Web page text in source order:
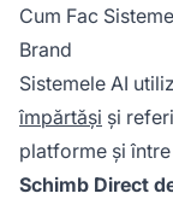
Cum Fac
Brand
Sistemele AI
împărtăși și
platforme și
Schimb Direct